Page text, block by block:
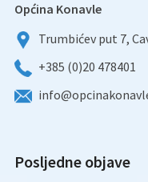
Općina Konavle
Trumbićev put 7,
+385 (0)20 478401
Posljedne objave